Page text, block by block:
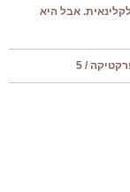
אבל היא
/ 5